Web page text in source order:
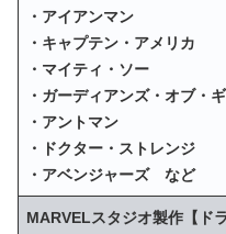
・アイアンマン
・キャプテン・アメリカ
・マイティ・ソー
・ガーディアンズ・オブ・
・アントマン
・ドクター・ストレンジ
・アベンジャーズ など
MARVELスタジオ製作【ド